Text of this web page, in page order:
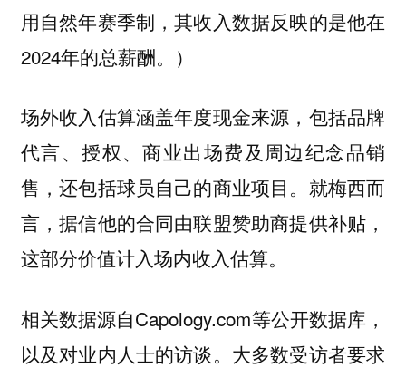
用自然年赛季制，其收入数据反映的是他在
2024年的总薪酬。）
场外收入估算涵盖年度现金来源，包括品牌
代言、授权、商业出场费及周边纪念品销
售，还包括球员自己的商业项目。就梅西而
言，据信他的合同由联盟赞助商提供补贴，
这部分价值计入场内收入估算。
相关数据源自Capology.com等公开数据库，
以及对业内人士的访谈。大多数受访者要求